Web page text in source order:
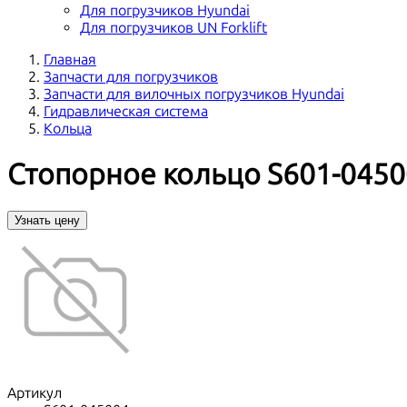
Для погрузчиков Hyundai
Для погрузчиков UN Forklift
Главная
Запчасти для погрузчиков
Запчасти для вилочных погрузчиков Hyundai
Гидравлическая система
Кольца
Стопорное кольцо S601-
Узнать цену
Артикул